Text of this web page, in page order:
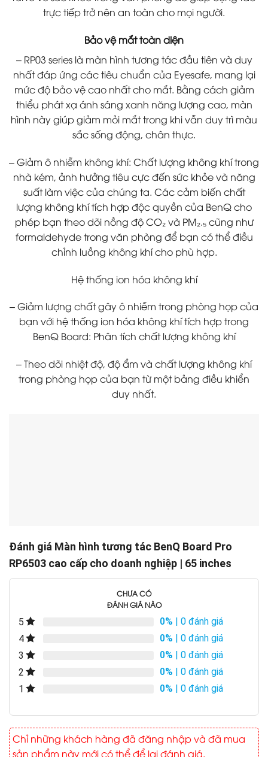
trực tiếp trở nên an toàn cho mọi người.
Bảo vệ mắt toàn diện
– RP03 series là màn hình tương tác đầu tiên và duy
nhất đáp ứng các tiêu chuẩn của Eyesafe, mang lại
mức độ bảo vệ cao nhất cho mắt. Bằng cách giảm
thiểu phát xạ ánh sáng xanh năng lượng cao, màn
hình này giúp giảm mỏi mắt trong khi vẫn duy trì màu
sắc sống động, chân thực.
– Giảm ô nhiễm không khí: Chất lượng không khí trong
nhà kém, ảnh hưởng tiêu cực đến sức khỏe và năng
suất làm việc của chúng ta. Các cảm biến chất
lượng không khí tích hợp độc quyền của BenQ cho
phép bạn theo dõi nồng độ CO₂ và PM₂.₅ cũng như
formaldehyde trong văn phòng để bạn có thể điều
chỉnh luồng không khí cho phù hợp.
Hệ thống ion hóa không khí
– Giảm lượng chất gây ô nhiễm trong phòng họp của
bạn với hệ thống ion hóa không khí tích hợp trong
BenQ Board: Phân tích chất lượng không khí
– Theo dõi nhiệt độ, độ ẩm và chất lượng không khí
trong phòng họp của bạn từ một bảng điều khiển
duy nhất.
Đánh giá Màn hình tương tác BenQ Board Pro
RP6503 cao cấp cho doanh nghiệp | 65 inches
CHƯA CÓ
ĐÁNH GIÁ NÀO
5 0% | 0 đánh giá
4
0% | 0 đánh giá
3
0% | 0 đánh giá
2
0% | 0 đánh giá
1
0% | 0 đánh giá
Chỉ những khách hàng đã đăng nhập và đã mua
sản phẩm này mới có thể để lại đánh giá.